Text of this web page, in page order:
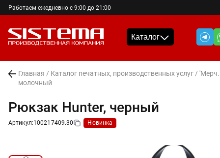
Работаем ежедневно с 9:00 до 21:00
Каталог
Главная / Каталог печатных, производственных услуг/ 'Мерч.
молочный
Рюкзак Hunter, черный
Артикул:100217409.30 Новинка